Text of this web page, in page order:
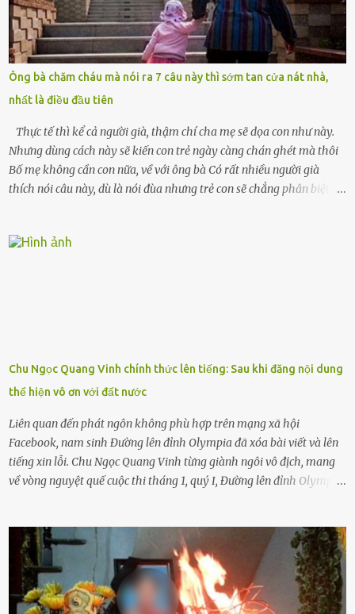
đứng chết lặng giữa cơn mưa, không biết đi đâu, về đâu. Bố mẹ tôi
mất sớm. Tôi chẳng có anh chị em. Họ hàng cũng thưa thớt, chẳng
ai thân thiết đến mức có thể mở lòng cho tôi tá túc. Bạn bè? Ai cũng
bận rộn với gia đình riêng của họ. Tôi đã từng đặt cược cả thanh
xuân vào người chồng ấy – và giờ, tôi chỉ còn lại chính mình. Tôi lên
chiếc xe buýt cuối ngày, trốn chạy khỏi thành phố và nỗi đau. Tôi v...
Ông bà chăm cháu mà nói ra 7 câu này thì sớm tan cửa nát nhà,
nhất là điều đầu tiên
Thực tế thì kể cả người già, thậm chí cha mẹ sẽ dọa con như này.
Nhưng dùng cách này sẽ kiến con trẻ ngày càng chán ghét mà thôi
Bố mẹ không cần con nữa, về với ông bà Có rất nhiều người già
thích nói câu này, dù là nói đùa nhưng trẻ con sẽ chẳng phân biệt
khuyên nhủ con thật cẩn thận. Nếu cháu không nghe lời, cảnh sát
để được giúp đỡ thì có thể sẽ bỏ lỡ cơ hội và gặp nguy hiểm. Trẻ con
có biết gì đâu Nhiều người cứ coi trẻ còn nhỏ nên dù có phạm sai
lầm, thì họ cũng không trách mắng. Nhưng nếu người lớn tuổi
không dạy con cẩn...
Chu Ngọc Quang Vinh chính thức lên tiếng: Sau khi đăng nội dung
thể hiện vô ơn với đất nước
Liên quan đến phát ngôn không phù hợp trên mạng xã hội
Facebook, nam sinh Đường lên đỉnh Olympia đã xóa bài viết và lên
tiếng xin lỗi. Chu Ngọc Quang Vinh từng giành ngôi vô địch, mang
về vòng nguyệt quế cuộc thi tháng 1, quý I, Đường lên đỉnh Olympia.
chưa phù hợp, gây xôn xao, bức xúc trong dư luận. Ngay sau đó,
Trường THPT Chuyên Nguyễn Tất Thành báo cáo xác nhận tài
khoản Chu Vinh là của học sinh Chu Ngọc Quang Vinh, lớp 12 Anh
của nhà trường. Nam sinh này từng giành ngôi vô địch, mang về